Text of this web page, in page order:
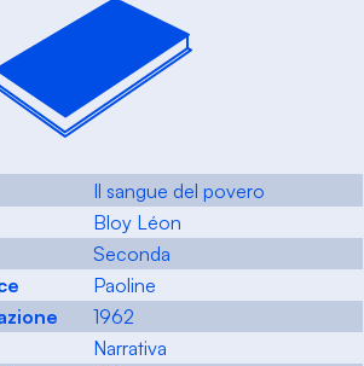
Il sangue del povero
Bloy Léon
Seconda
Paoline
1962
Narrativa